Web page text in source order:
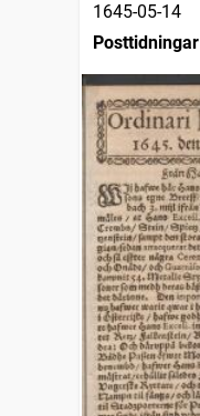
1645-05-14
Posttidningar